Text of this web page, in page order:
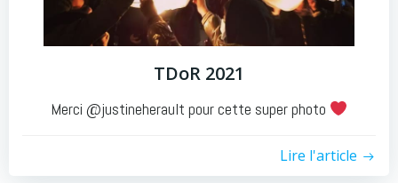
TDoR 2021
Merci @justineherault pour cette super photo
Lire l'article